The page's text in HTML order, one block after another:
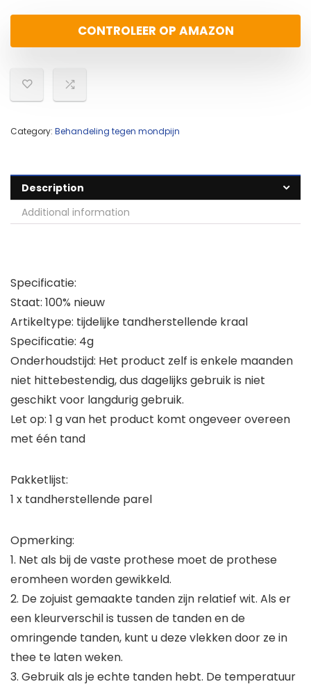
CONTROLEER OP AMAZON
Category: Behandeling tegen mondpijn
Description
Additional information
Specificatie:
Staat: 100% nieuw
Artikeltype: tijdelijke tandherstellende kraal
Specificatie: 4g
Onderhoudstijd: Het product zelf is enkele maanden
niet hittebestendig, dus dagelijks gebruik is niet
geschikt voor langdurig gebruik.
Let op: 1 g van het product komt ongeveer overeen
met één tand
Pakketlijst:
1 x tandherstellende parel
Opmerking:
1. Net als bij de vaste prothese moet de prothese
eromheen worden gewikkeld.
2. De zojuist gemaakte tanden zijn relatief wit. Als er
een kleurverschil is tussen de tanden en de
omringende tanden, kunt u deze vlekken door ze in
thee te laten weken.
3. Gebruik als je echte tanden hebt. De temperatuur